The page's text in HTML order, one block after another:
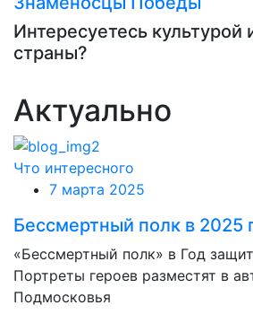
Интересуетесь культурой
страны?
Актуально
Что интересного
7 марта 2025
Бессмертный полк в 2025
«Бессмертный полк» в Год
Портреты героев разместят в
Подмосковья